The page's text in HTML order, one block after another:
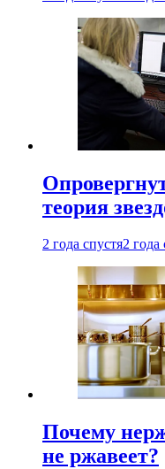
теория
2 года спустя2 года
Почему
не ржавеет?